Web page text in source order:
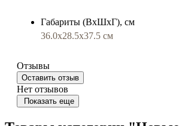
Габариты (ВхШхГ), см
36.0х28.5х37.5 см
Отзывы
Оставить отзыв
Нет отзывов
Показать еще